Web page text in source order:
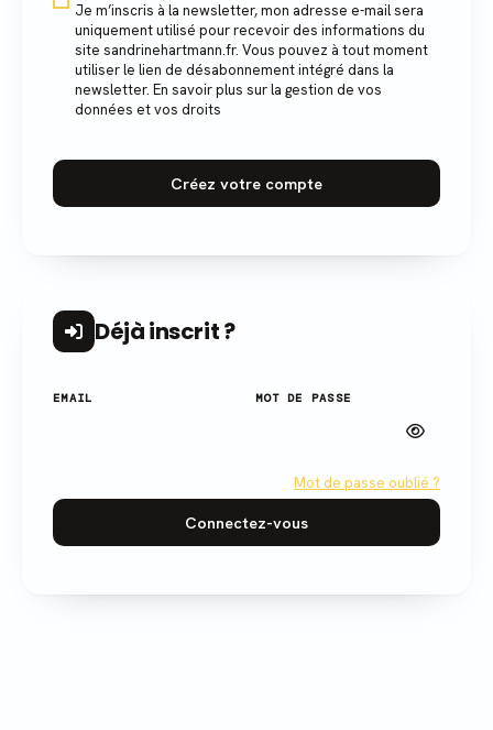
Je m’inscris à la newsletter, mon adresse e-mail sera
uniquement utilisé pour recevoir des informations du
site sandrinehartmann.fr. Vous pouvez à tout moment
utiliser le lien de désabonnement intégré dans la
newsletter. En savoir plus sur la gestion de vos
données et vos droits
Créez votre compte
Déjà inscrit ?
EMAIL MOT DE PASSE
Mot de passe oublié ?
Connectez-vous